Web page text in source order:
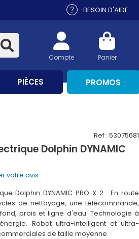
BESOIN D'AIDE
Panier
Compte
PIÈCES PROMOS
Ref : 53075681
Dolphin DYNAMIC
votre avis
Dolphin DYNAMIC PRO X 2 : En route
de nettoyage, une télécommande,
prois et ligne d'eau. Technologie à
Robot ultra-intelligent et ultra-
de taille moyenne.